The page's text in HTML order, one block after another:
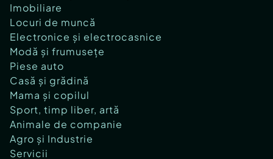
Imobiliare
Locuri de muncă
Electronice și electrocasnice
Modă și frumusețe
Piese auto
Casă și grădină
Mama și copilul
Sport, timp liber, artă
Animale de companie
Agro și Industrie
Servicii